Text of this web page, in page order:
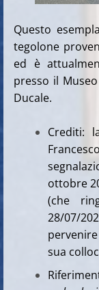
Questo
tegolone
ed è
presso il
Ducale.
Crediti:
ottobre
(che
28/07/
sua